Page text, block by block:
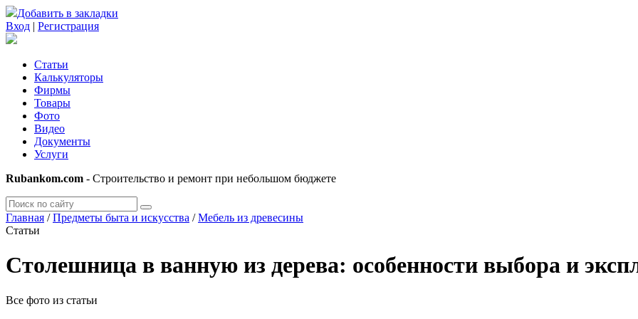
Добавить в закладки
Вход | Регистрация
Статьи
Калькуляторы
Фирмы
Товары
Фото
Видео
Документы
Услуги
Rubankom.com - Строительство и ремонт при небольшом бюджете
Главная /Предметы быта и искусства /Мебель из древесины
Статьи
Столешница в ванную из дерева: особенности выбора и
Все фото из статьи